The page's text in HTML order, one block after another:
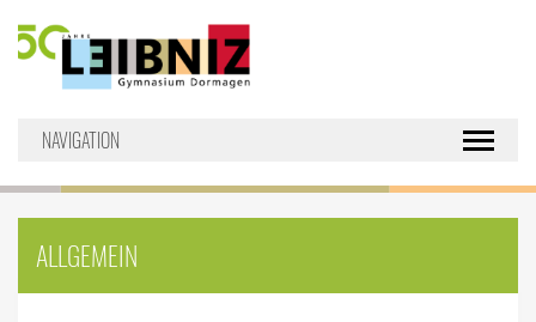
NAVIGATION Toggle
ALLGEMEIN